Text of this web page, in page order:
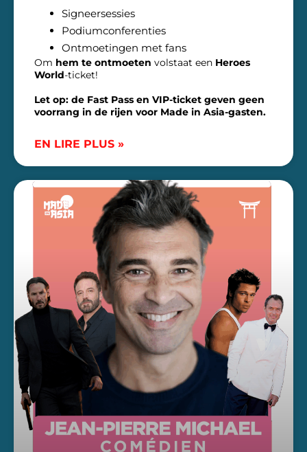
Signeersessies
Podiumconferenties
Ontmoetingen met fans
Om hem te ontmoeten volstaat een Heroes
World-ticket!
Let op: de Fast Pass en VIP-ticket geven geen
voorrang in de rijen voor Made in Asia-gasten.
EN LIRE PLUS »